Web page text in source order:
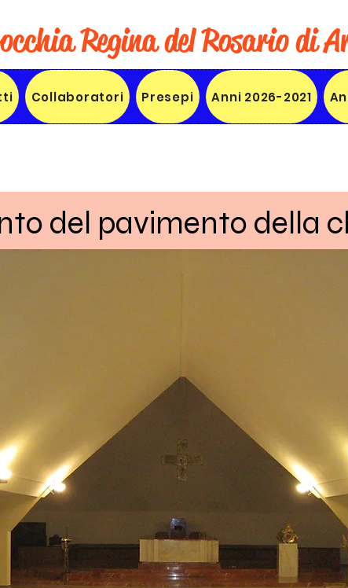
Regina del Rosario di
Collaboratori Presepi Anni 2026-2021
del pavimento della